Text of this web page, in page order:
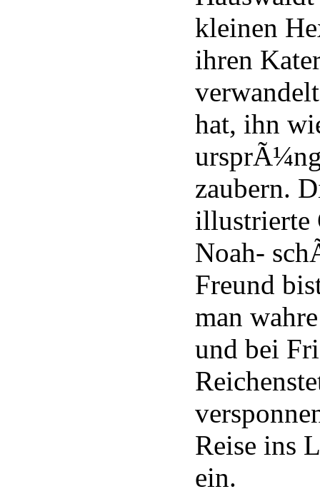
kleinen
ihren
hat, ihn
zaubern.
illustrierte
Noah-
Freund
man
und bei
Reise ins
ein.